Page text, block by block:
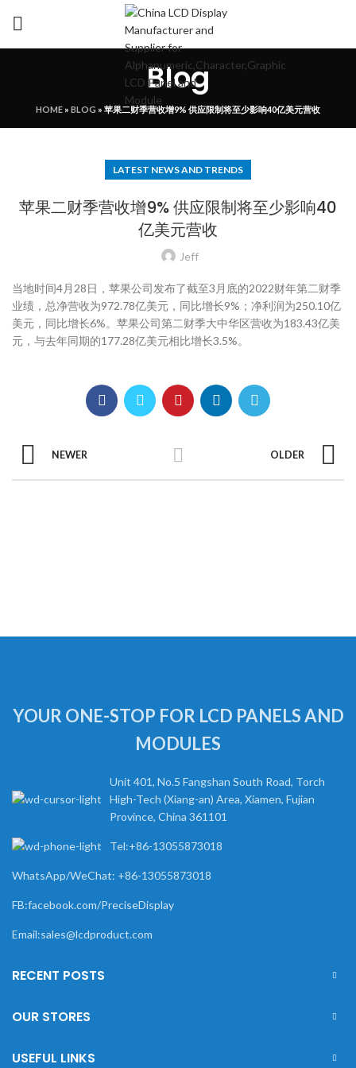
Blog
HOME » BLOG » 苹果二财季营收增9% 供应限制将至少影响40亿美元营收
LATEST NEWS AND TRENDS
苹果二财季营收增9% 供应限制将至少影响40
亿美元营收
Jeff
当地时间4月28日，苹果公司发布了截至3月底的2022财年第二财季
业绩，总净营收为972.78亿美元，同比增长9%；净利润为250.10亿
美元，同比增长6%。苹果公司第二财季大中华区营收为183.43亿美
元，与去年同期的177.28亿美元相比增长3.5%。
NEWER OLDER
YOUR ONE-STOP FOR LCD PANELS AND
MODULES
Unit 401, No.5 Fangshan South Road, Torch
High-Tech (Xiang-an) Area, Xiamen, Fujian
Province, China 361101
Tel:+86-13055873018
WhatsApp/WeChat: +86-13055873018
FB:facebook.com/PreciseDisplay
Email:sales@lcdproduct.com
RECENT POSTS
OUR STORES
USEFUL LINKS